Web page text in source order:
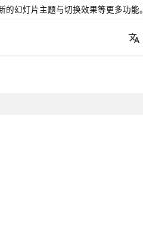
幻灯片主题与切换效果等更多功能。